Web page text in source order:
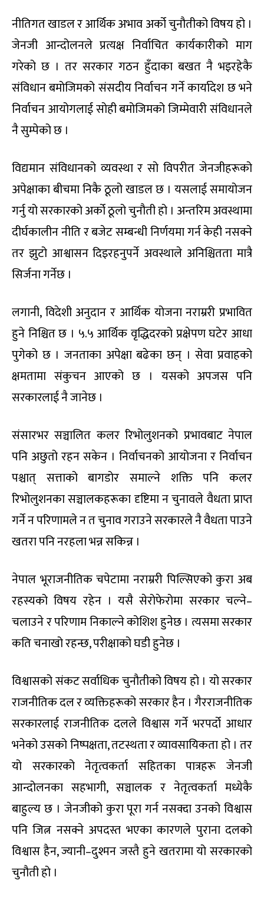
नीतिगत खाडल र आर्थिक अभाव अर्को चुनौतीको विषय हो ।
जेनजी आन्दोलनले प्रत्यक्ष निर्वाचित कार्यकारीको माग
गरेको छ । तर सरकार गठन हुँदाका बखत नै भइरहेकै
संविधान बमोजिमको संसदीय निर्वाचन गर्ने कार्यादेश छ भने
निर्वाचन आयोगलाई सोही बमोजिमको जिम्मेवारी संविधानले
नै सुम्पेको छ ।
विद्यमान संविधानको व्यवस्था र सो विपरीत जेनजीहरूको
अपेक्षाका बीचमा निकै ठूलो खाडल छ । यसलाई समायोजन
गर्नु यो सरकारको अर्को ठूलो चुनौती हो । अन्तरिम अवस्थामा
दीर्घकालीन नीति र बजेट सम्बन्धी निर्णयमा गर्न केही नसक्ने
तर झुटो आश्वासन दिइरहनुपर्ने अवस्थाले अनिश्चितता मात्रै
सिर्जना गर्नेछ ।
लगानी, विदेशी अनुदान र आर्थिक योजना नराम्ररी प्रभावित
हुने निश्चित छ । ५.५ आर्थिक वृद्धिदरको प्रक्षेपण घटेर आधा
पुगेको छ । जनताका अपेक्षा बढेका छन् । सेवा प्रवाहको
क्षमतामा संकुचन आएको छ । यसको अपजस पनि
सरकारलाई नै जानेछ ।
संसारभर सञ्चालित कलर रिभोलुशनको प्रभावबाट नेपाल
पनि अछुतो रहन सकेन । निर्वाचनको आयोजना र निर्वाचन
पश्चात् सत्ताको बागडोर समाल्ने शक्ति पनि कलर
रिभोलुशनका सञ्चालकहरूका दृष्टिमा न चुनावले वैधता प्राप्त
गर्ने न परिणामले न त चुनाव गराउने सरकारले नै वैधता पाउने
खतरा पनि नरहला भन्न सकिन्न ।
नेपाल भूराजनीतिक चपेटामा नराम्ररी पिल्सिएको कुरा अब
रहस्यको विषय रहेन । यसै सेरोफेरोमा सरकार चल्ने–
चलाउने र परिणाम निकाल्ने कोशिश हुनेछ । त्यसमा सरकार
कति चनाखो रहन्छ, परीक्षाको घडी हुनेछ ।
विश्वासको संकट सर्वाधिक चुनौतीको विषय हो । यो सरकार
राजनीतिक दल र व्यक्तिहरूको सरकार हैन । गैरराजनीतिक
सरकारलाई राजनीतिक दलले विश्वास गर्ने भरपर्दो आधार
भनेको उसको निष्पक्षता, तटस्थता र व्यावसायिकता हो । तर
यो सरकारको नेतृत्वकर्ता सहितका पात्रहरू जेनजी
आन्दोलनका सहभागी, सञ्चालक र नेतृत्वकर्ता मध्येकै
बाहुल्य छ । जेनजीको कुरा पूरा गर्न नसक्दा उनको विश्वास
पनि जित्न नसक्ने अपदस्त भएका कारणले पुराना दलको
विश्वास हैन, ज्यानी–दुश्मन जस्तै हुने खतरामा यो सरकारको
चुनौती हो ।